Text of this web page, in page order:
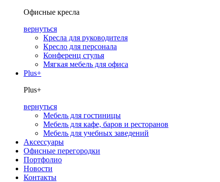
Офисные кресла
вернуться
Кресла для руководителя
Кресло для персонала
Конференц стулья
Мягкая мебель для офиса
Plus+
Plus+
вернуться
Мебель для гостиницы
Мебель для кафе, баров и ресторанов
Мебель для учебных заведений
Аксессуары
Офисные перегородки
Портфолио
Новости
Контакты